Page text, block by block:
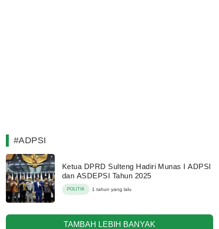
#ADPSI
Ketua DPRD Sulteng Hadiri Munas I ADPSI
dan ASDEPSI Tahun 2025
POLITIK 1 tahun yang lalu
TAMBAH LEBIH BANYAK